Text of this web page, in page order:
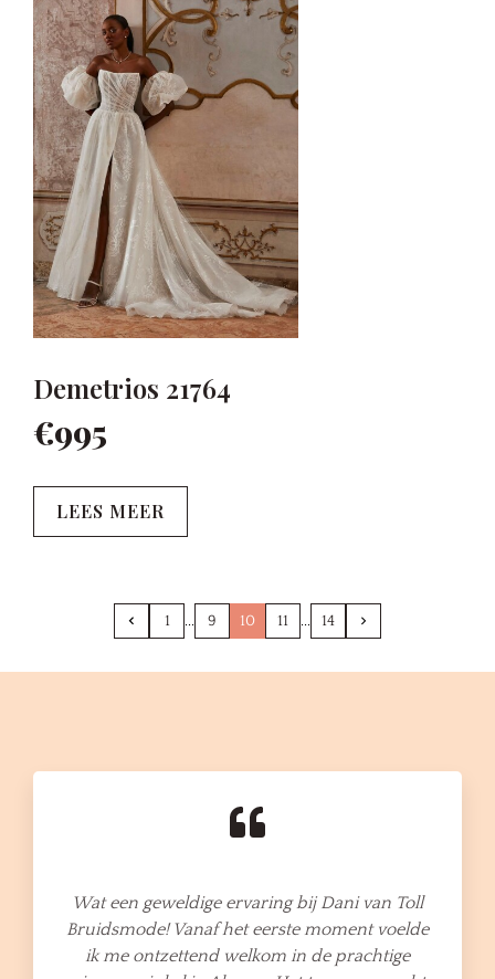
Demetrios 21764
€995
LEES MEER
1 9 10 11 14
Wat een geweldige ervaring bij Dani van Toll
Bruidsmode! Vanaf het eerste moment voelde
ik me ontzettend welkom in de prachtige